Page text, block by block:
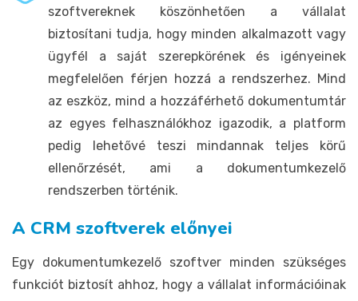
szoftvereknek köszönhetően a vállalat
biztosítani tudja, hogy minden alkalmazott vagy
ügyfél a saját szerepkörének és igényeinek
megfelelően férjen hozzá a rendszerhez. Mind
az eszköz, mind a hozzáférhető dokumentumtár
az egyes felhasználókhoz igazodik, a platform
pedig lehetővé teszi mindannak teljes körű
ellenőrzését, ami a dokumentumkezelő
rendszerben történik.
A CRM szoftverek előnyei
Egy dokumentumkezelő szoftver minden szükséges
funkciót biztosít ahhoz, hogy a vállalat információinak